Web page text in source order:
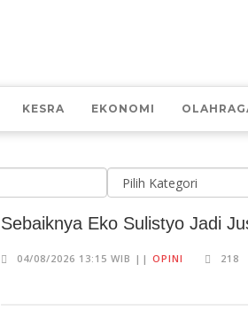
KESRA EKONOMI
Sebaiknya Eko Sulistyo Jadi
04/08/2026 13:15 WIB || OPINI 218